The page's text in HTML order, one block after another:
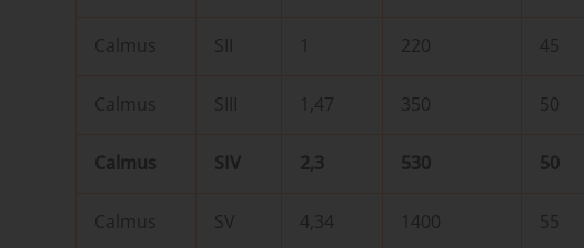
Calmus SII 1 220 45
Calmus SIII 1,47 350 50
Calmus SIV 2,3 530 50
Calmus SV 4,34 1400 55